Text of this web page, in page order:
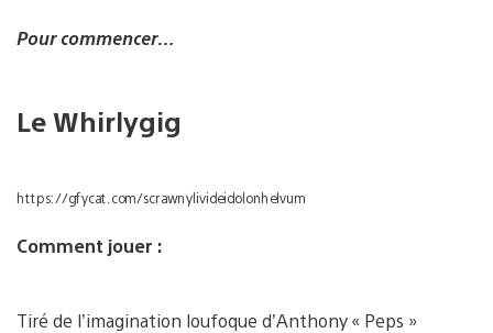
Pour commencer…
Le Whirlygig
https://gfycat.com/scrawnylivideidolonhelvum
Comment jouer :
Tiré de l’imagination loufoque d’Anthony « Peps »